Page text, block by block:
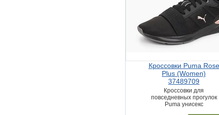
Кроссовки Puma Rose
Plus (Women)
37489709
Кроссовки для
повседневных прогулок
Puma унисекс